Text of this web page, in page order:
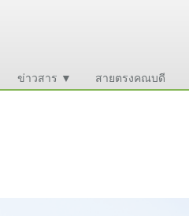
ข่าวสาร ▼ สายตรงคณบดี